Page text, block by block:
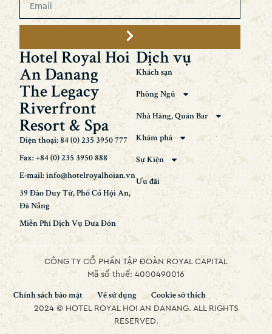
Hotel Royal Hoi
An Danang
The Legacy
Riverfront
Resort & Spa
Điện thoại: 84 (0) 235 3950 777
Fax: +84 (0) 235 3950 888
E-mail: info@hotelroyalhoian.vn
39 Đào Duy Từ, Phố Cổ Hội An,
Đà Nẵng
Miễn Phí Dịch Vụ Đưa Đón
Dịch vụ
Khách sạn
Phòng Ngủ
Nhà Hàng, Quán Bar
Khám phá
Sự Kiện
Ưu đãi
CÔNG TY CỔ PHẦN TẬP ĐOÀN ROYAL CAPITAL
Mã số thuế: 4000490016
Chính sách bảo mật Về sử dụng Cookie sở thích
2024 © HOTEL ROYAL HOI AN DANANG. ALL RIGHTS
RESERVED.